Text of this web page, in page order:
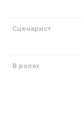
Сценарист
В ролях